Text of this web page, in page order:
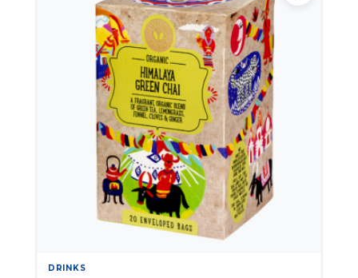
DRINKS